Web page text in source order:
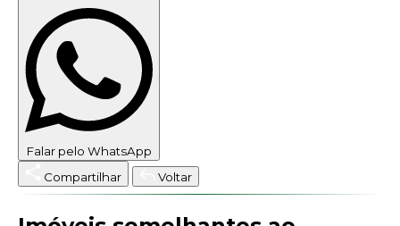
Falar pelo WhatsApp
Compartilhar
Voltar